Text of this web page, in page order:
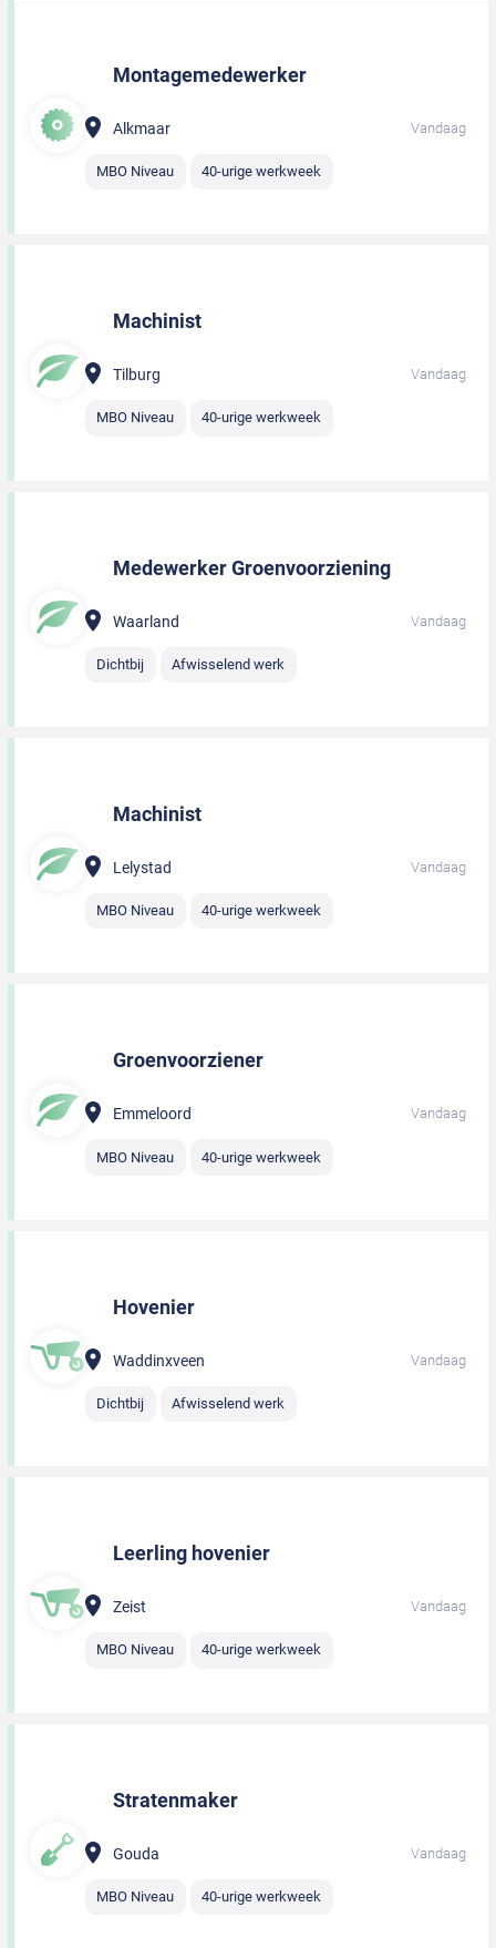
Montagemedewerker
Alkmaar Vandaag
MBO Niveau 40-urige werkweek
Machinist
Tilburg Vandaag
MBO Niveau 40-urige werkweek
Medewerker Groenvoorziening
Waarland Vandaag
Dichtbij Afwisselend werk
Machinist
Lelystad Vandaag
MBO Niveau 40-urige werkweek
Groenvoorziener
Emmeloord Vandaag
MBO Niveau 40-urige werkweek
Hovenier
Waddinxveen Vandaag
Dichtbij Afwisselend werk
Leerling hovenier
Zeist Vandaag
MBO Niveau 40-urige werkweek
Stratenmaker
Gouda Vandaag
MBO Niveau 40-urige werkweek